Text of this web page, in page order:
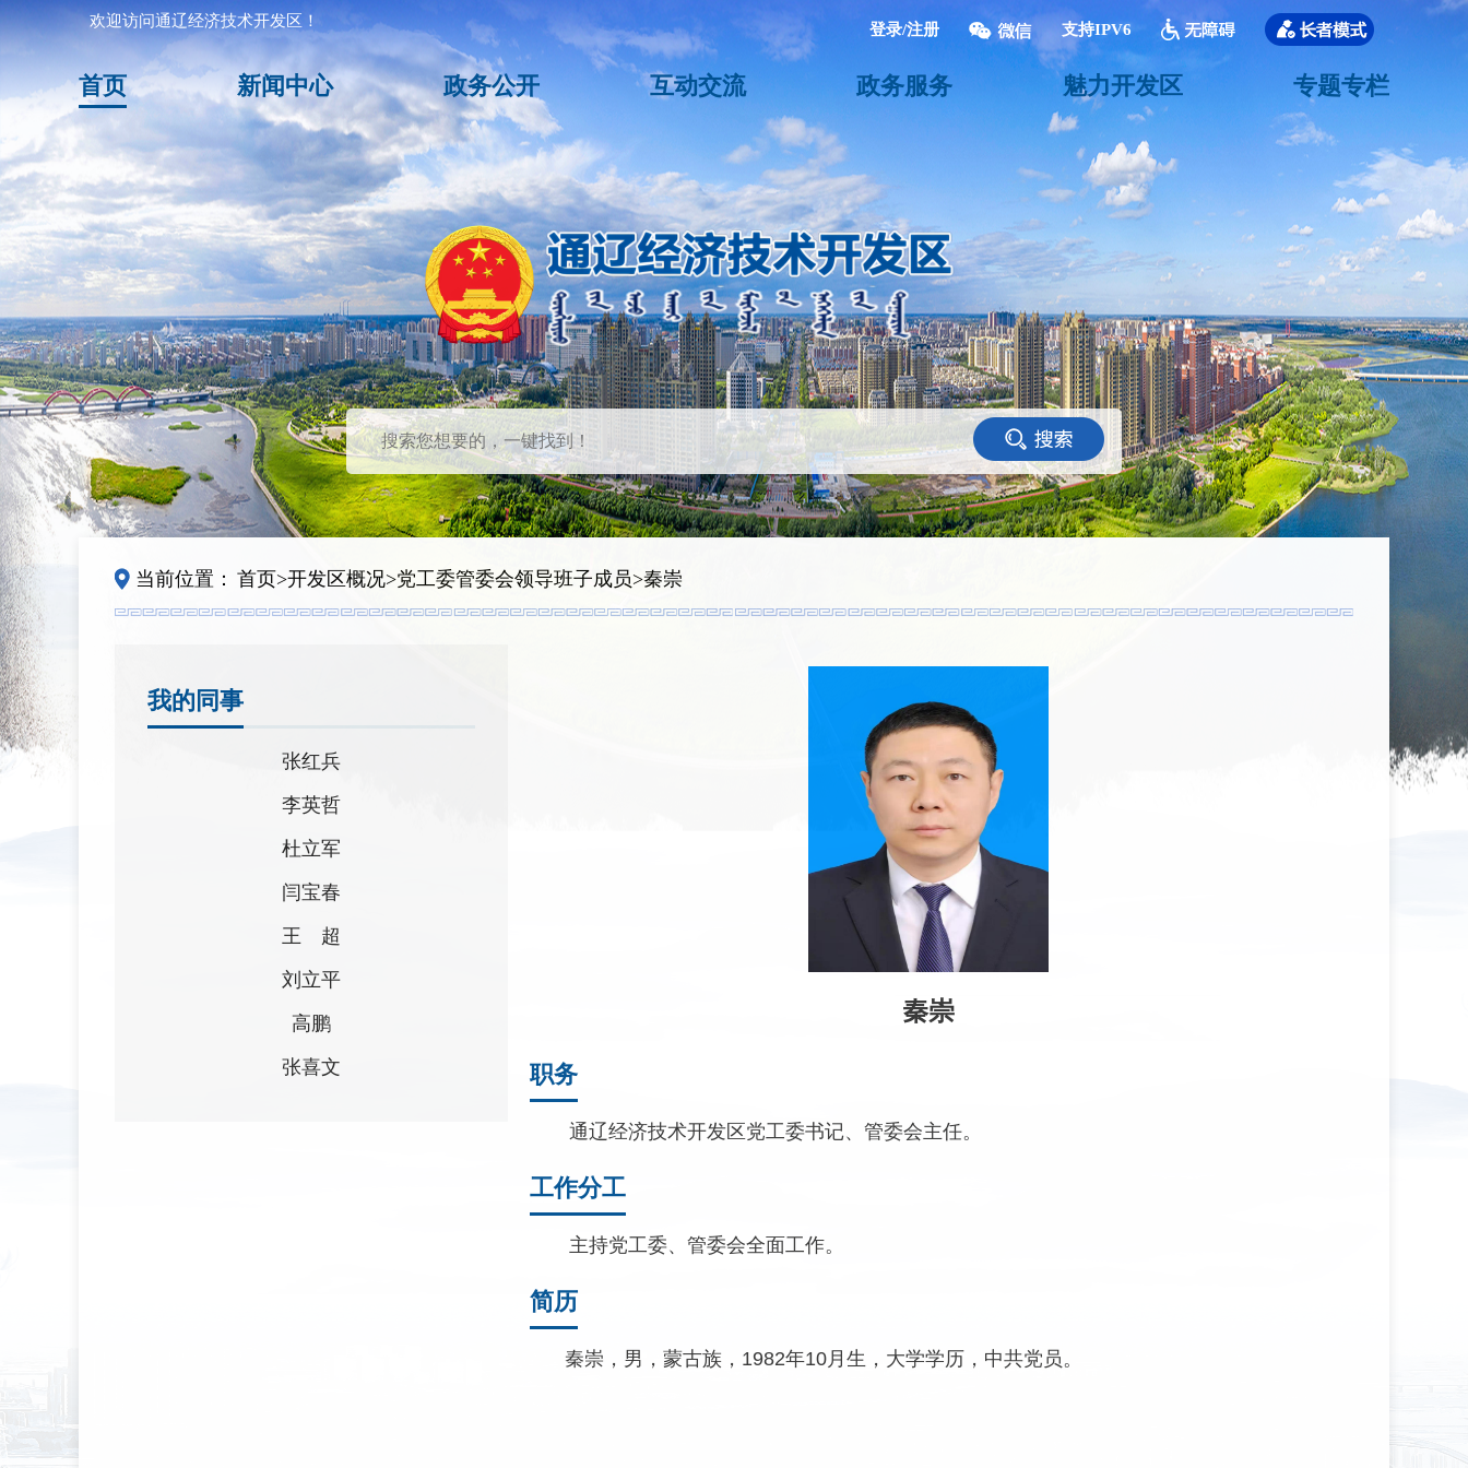
欢迎访问通辽经济技术开发区！ 登录/注册 支持IPV6
首页 新闻中心 政务公开 互动交流 政务服务 魅力开发区 专题专栏
当前位置： 首页>开发区概况>党工委管委会领导班子成员>秦崇
我的同事
张红兵
李英哲
杜立军
闫宝春
王 超
刘立平
高鹏
张喜文
秦崇
职务
通辽经济技术开发区党工委书记、管委会主任。
工作分工
主持党工委、管委会全面工作。
简历
秦崇，男，蒙古族，1982年10月生，大学学历，中共党员。